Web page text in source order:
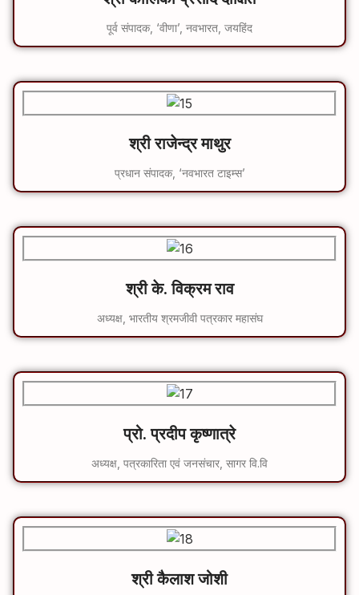
पूर्व संपादक, ‘वीणा’, नवभारत, जयहिंद
श्री राजेन्द्र माथुर
प्रधान संपादक, ‘नवभारत टाइम्स’
श्री के. विक्रम राव
अध्यक्ष, भारतीय श्रमजीवी पत्रकार महासंघ
प्रो. प्रदीप कृष्णात्रे
अध्यक्ष, पत्रकारिता एवं जनसंचार, सागर वि.वि
श्री कैलाश जोशी